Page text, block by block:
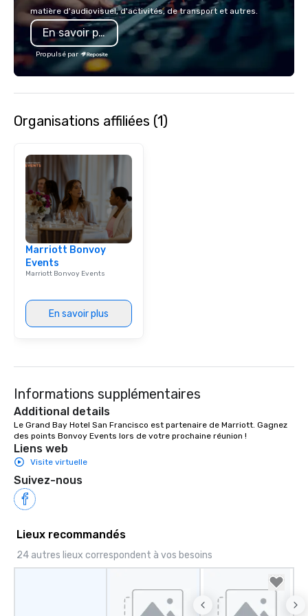
lodging, food and wine. We also have
a Monterey Bay Trek.
executive gatherings
Spanish, and English,
matière d'audiovisuel, d'activités, de transport et autres.
En savoir plus
Propulsé par
Organisations affiliées (1)
Marriott Bonvoy
Events
Marriott Bonvoy Events
En savoir plus
Informations supplémentaires
Additional details
Le Grand Bay Hotel San Francisco est partenaire de Marriott. Gagnez
des points Bonvoy Events lors de votre prochaine réunion !
Liens web
Visite virtuelle
Suivez-nous
Lieux recommandés
24 autres lieux correspondent à vos besoins